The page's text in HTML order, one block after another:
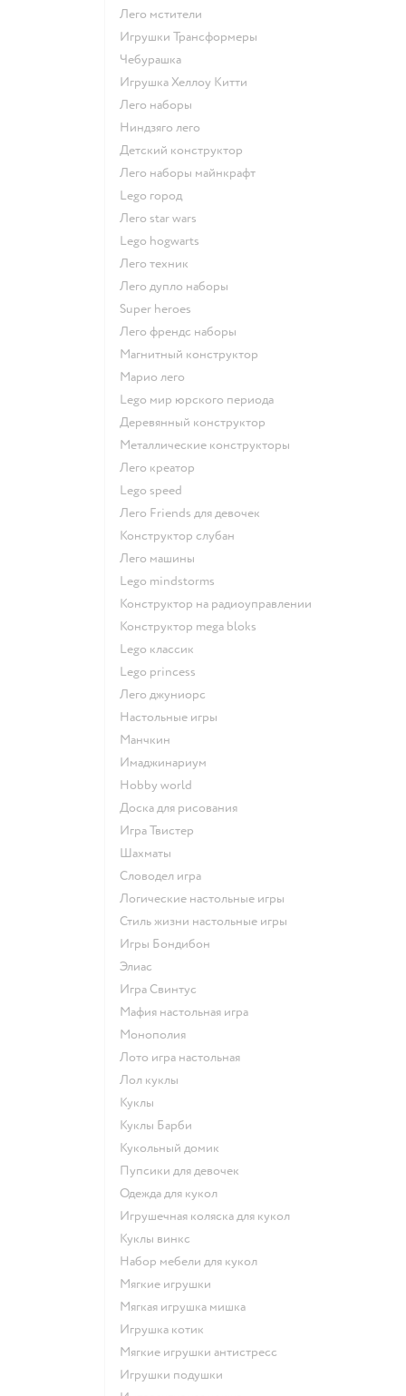
Лего мстители
Игрушки Трансформеры
Чебурашка
Игрушка Хеллоу Китти
Лего наборы
Ниндзяго лего
Детский конструктор
Лего наборы майнкрафт
Lego город
Лего star wars
Lego hogwarts
Лего техник
Лего дупло наборы
Super heroes
Лего френдс наборы
Магнитный конструктор
Марио лего
Lego мир юрского периода
Деревянный конструктор
Металлические конструкторы
Лего креатор
Lego speed
Лего Friends для девочек
Конструктор слубан
Лего машины
Lego mindstorms
Конструктор на радиоуправлении
Конструктор mega bloks
Lego классик
Lego princess
Лего джуниорс
Настольные игры
Манчкин
Имаджинариум
Hobby world
Доска для рисования
Игра Твистер
Шахматы
Словодел игра
Логические настольные игры
Стиль жизни настольные игры
Игры Бондибон
Элиас
Игра Свинтус
Мафия настольная игра
Монополия
Лото игра настольная
Лол куклы
Куклы
Куклы Барби
Кукольный домик
Пупсики для девочек
Одежда для кукол
Игрушечная коляска для кукол
Куклы винкс
Набор мебели для кукол
Мягкие игрушки
Мягкая игрушка мишка
Игрушка котик
Мягкие игрушки антистресс
Игрушки подушки